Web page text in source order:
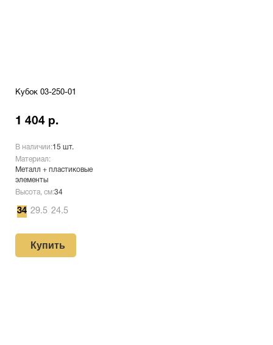
Кубок 03-250-01
1 404 р.
В наличии:15 шт.
Материал:
Металл + пластиковые
элементы
Высота, см:34
34 29.5 24.5
Купить